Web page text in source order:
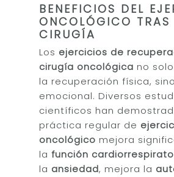
BENEFICIOS DEL
ONCOLÓGICO TRAS
CIRUGÍA
Los ejercicios de
cirugía oncológica no
la recuperación física,
emocional. Diversos
científicos han
práctica regular de
oncológico mejora
lafunción
la ansiedad, mejora la